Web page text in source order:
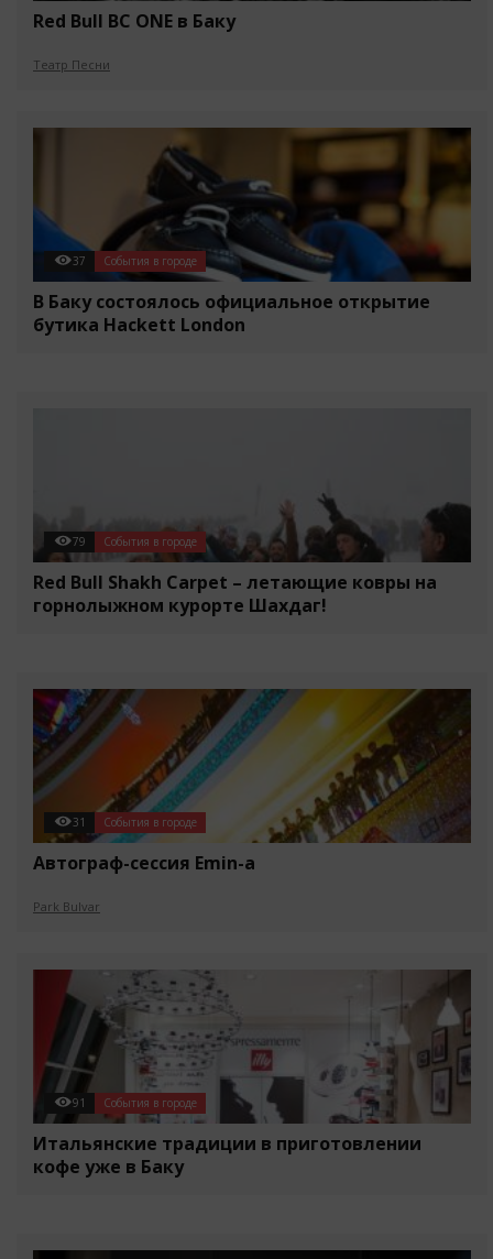
Red Bull BC ONE в Баку
Театр Песни
37 События в городе
В Баку состоялось официальное открытие
бутика Hackett London
79 События в городе
Red Bull Shakh Carpet – летающие ковры на
горнолыжном курорте Шахдаг!
31 События в городе
Автограф-сессия Emin-a
Park Bulvar
91 События в городе
Итальянские традиции в приготовлении
кофе уже в Баку